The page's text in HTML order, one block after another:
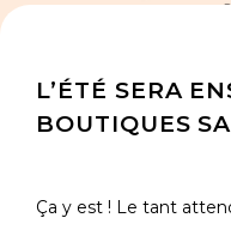
L’ÉTÉ SERA
BOUTIQUES
Ça y est ! Le tant